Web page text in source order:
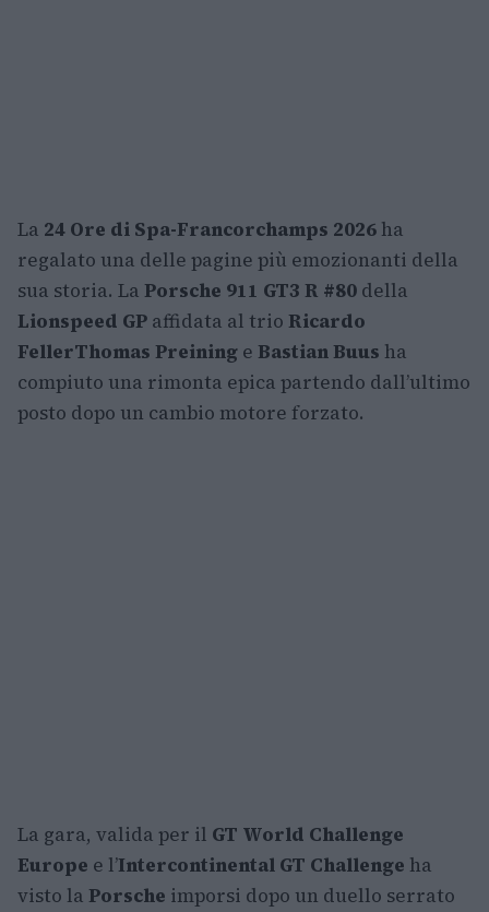
La 24 Ore di Spa-Francorchamps 2026 ha
regalato una delle pagine più emozionanti della
sua storia. La Porsche 911 GT3 R #80 della
Lionspeed GP affidata al trio Ricardo
FellerThomas Preining e Bastian Buus ha
compiuto una rimonta epica partendo dall’ultimo
posto dopo un cambio motore forzato.
La gara, valida per il GT World Challenge
Europe e l’Intercontinental GT Challenge ha
visto la Porsche imporsi dopo un duello serrato